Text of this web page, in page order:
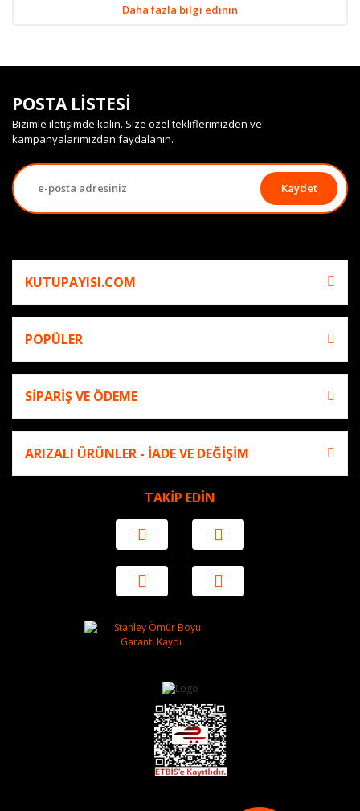
Daha fazla bilgi edinin
POSTA LİSTESİ
Bizimle iletişimde kalın. Size özel tekliflerimizden ve
kampanyalarımızdan faydalanın.
Kaydet
KUTUPAYISI.COM
POPÜLER
SİPARİŞ VE ÖDEME
ARIZALI ÜRÜNLER - İADE VE DEĞİŞİM
TAKİP EDİN